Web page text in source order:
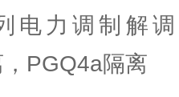
电力调制解
PGQ4a隔离